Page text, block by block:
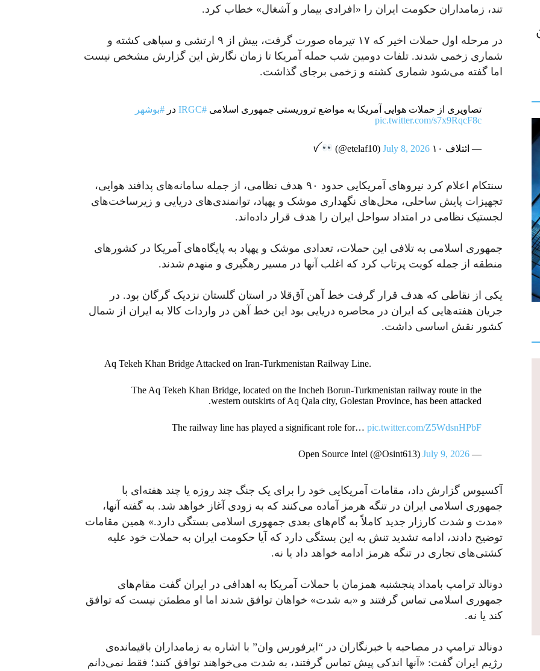
تند، زمامداران حکومت ایران را «افرادی بیمار و آشغال» خطاب کرد.
در مرحله اول حملات اخیر که ۱۷ تیرماه صورت گرفت، بیش از ۹ ارتشی و سپاهی کشته و
شماری زخمی شدند. تلفات دومین شب حمله آمریکا تا زمان نگارش این گزارش مشخص نیست
اما گفته می‌شود شماری کشته و زخمی برجای گذاشت.
تصاویری از حملات هوایی آمریکا به مواضع تروریستی جمهوری اسلامی #IRGC در #بوشهر
pic.twitter.com/s7x9RqcF8c
— ائتلاف ۱۰ ꪜ (@etelaf10)July 8, 2026
سنتکام اعلام کرد نیروهای آمریکایی حدود ۹۰ هدف نظامی، از جمله سامانه‌های پدافند هوایی،
تجهیزات پایش ساحلی، محل‌های نگهداری موشک و پهپاد، توانمندی‌های دریایی و زیرساخت‌های
لجستیک نظامی در امتداد سواحل ایران را هدف قرار داده‌اند.
جمهوری اسلامی به تلافی این حملات، تعدادی موشک و پهپاد به پایگاه‌های آمریکا در کشورهای
منطقه از جمله کویت پرتاب کرد که اغلب آنها در مسیر رهگیری و منهدم شدند.
یکی از نقاطی که هدف قرار گرفت خط آهن آق‌قلا در استان گلستان نزدیک گرگان بود. در
جریان هفته‌هایی که ایران در محاصره دریایی بود این خط آهن در واردات کالا به ایران از شمال
کشور نقش اساسی داشت.
Aq Tekeh Khan Bridge Attacked on Iran-Turkmenistan Railway Line.
The Aq Tekeh Khan Bridge, located on the Incheh Borun-Turkmenistan railway route in the
western outskirts of Aq Qala city, Golestan Province, has been attacked.
The railway line has played a significant role for…pic.twitter.com/Z5WdsnHPbF
— Open Source Intel (@Osint613)
July 9, 2026
آکسیوس گزارش داد، مقامات آمریکایی خود را برای یک جنگ چند روزه یا چند هفته‌ای با
جمهوری اسلامی ایران در تنگه هرمز آماده می‌کنند که به زودی آغاز خواهد شد. به گفته آنها،
«مدت و شدت کارزار جدید کاملاً به گام‌های بعدی جمهوری اسلامی بستگی دارد.» همین مقامات
توضیح دادند، ادامه تشدید تنش به این بستگی دارد که آیا حکومت ایران به حملات خود علیه
کشتی‌های تجاری در تنگه هرمز ادامه خواهد داد یا نه.
دونالد ترامپ بامداد پنجشنبه همزمان با حملات آمریکا به اهدافی در ایران گفت مقام‌های
جمهوری اسلامی تماس گرفتند و «به‌ شدت» خواهان توافق شدند اما او مطمئن نیست که توافق
کند یا نه.
دونالد ترامپ در مصاحبه با خبرنگاران در “ایرفورس وان” با اشاره به زمامداران باقیمانده‌ی
رژیم ایران گفت: «آنها اندکی پیش تماس گرفتند، به‌ شدت می‌خواهند توافق کنند؛ فقط نمی‌دانم